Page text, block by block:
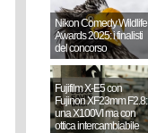
Nikon Comedy Wildlife
Awards 2025: i finalisti
del concorso
Fujifilm X-E5 con
Fujinon XF23mm F2.8:
una X100VI ma con
ottica intercambiabile